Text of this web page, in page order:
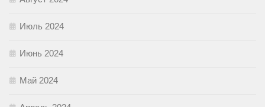
Июль 2024
Июнь 2024
Май 2024